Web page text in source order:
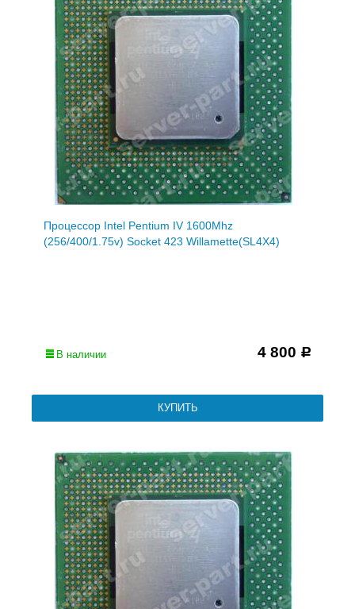
Процессор Intel Pentium IV 1600Mhz
(256/400/1.75v) Socket 423 Willamette(SL4X4)
В наличии 4 800 Р